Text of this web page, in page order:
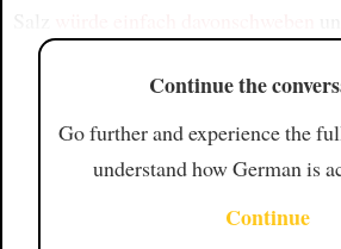
Continue the
Go further and experience the
understand how German is
Continue